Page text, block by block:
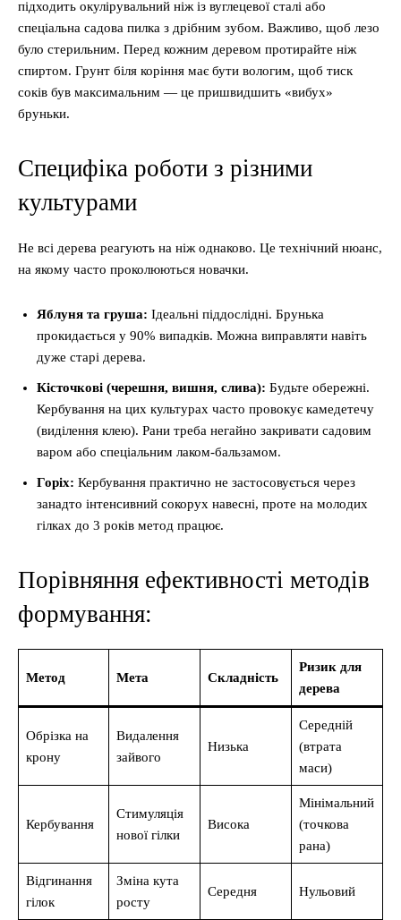
підходить окулірувальний ніж із вуглецевої сталі або
спеціальна садова пилка з дрібним зубом. Важливо, щоб лезо
було стерильним. Перед кожним деревом протирайте ніж
спиртом. Грунт біля коріння має бути вологим, щоб тиск
соків був максимальним — це пришвидшить «вибух»
бруньки.
Специфіка роботи з різними
культурами
Не всі дерева реагують на ніж однаково. Це технічний нюанс,
на якому часто проколюються новачки.
Яблуня та груша: Ідеальні піддослідні. Брунька
прокидається у 90% випадків. Можна виправляти навіть
дуже старі дерева.
Кісточкові (черешня, вишня, слива): Будьте обережні.
Кербування на цих культурах часто провокує камедетечу
(виділення клею). Рани треба негайно закривати садовим
варом або спеціальним лаком-бальзамом.
Горіх: Кербування практично не застосовується через
занадто інтенсивний сокорух навесні, проте на молодих
гілках до 3 років метод працює.
Порівняння ефективності методів
формування:
Метод Мета Складність
Ризик для
дерева
Обрізка на
крону
Видалення
зайвого
Низька
Середній
(втрата
маси)
Кербування
Стимуляція
нової гілки
Висока
Мінімальний
(точкова
рана)
Відгинання
гілок
Зміна кута
росту
Середня Нульовий